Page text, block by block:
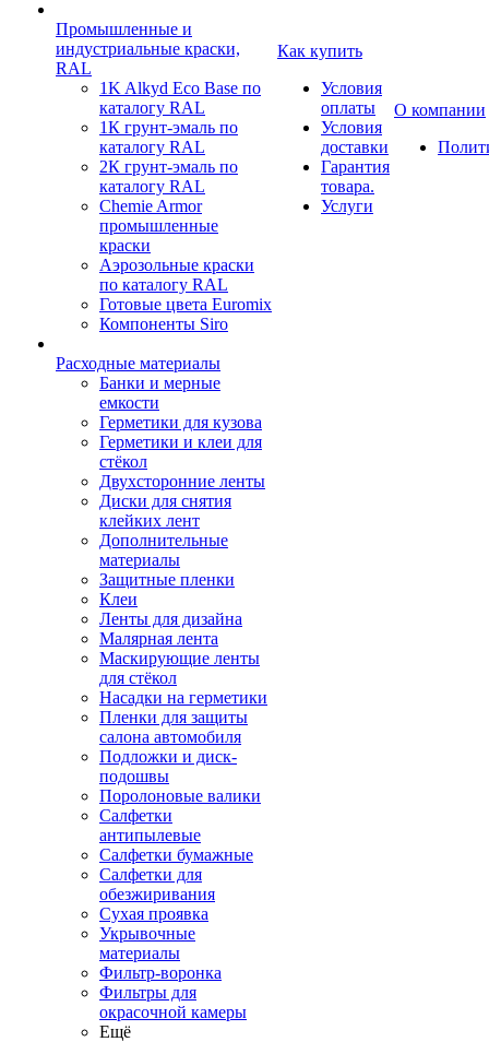
Промышленные и
индустриальные краски,
RAL
1K Alkyd Eco Base по
каталогу RAL
1К грунт-эмаль по
каталогу RAL
2К грунт-эмаль по
каталогу RAL
Chemie Armor
промышленные
краски
Аэрозольные краски
по каталогу RAL
Готовые цвета Euromix
Компоненты Siro
Расходные материалы
Банки и мерные
емкости
Герметики для кузова
Герметики и клеи для
стёкол
Двухсторонние ленты
Диски для снятия
клейких лент
Дополнительные
материалы
Защитные пленки
Клеи
Ленты для дизайна
Малярная лента
Маскирующие ленты
для стёкол
Насадки на герметики
Пленки для защиты
салона автомобиля
Подложки и диск-
подошвы
Поролоновые валики
Салфетки
антипылевые
Салфетки бумажные
Салфетки для
обезжиривания
Сухая проявка
Укрывочные
материалы
Фильтр-воронка
Фильтры для
окрасочной камеры
Ещё
Как купить
Условия
оплаты
Условия
доставки
Гарантия
товара.
Услуги
О компании